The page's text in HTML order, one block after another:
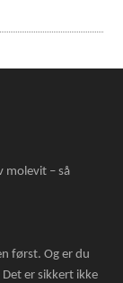
molevit – så
først. Og er du
er sikkert ikke